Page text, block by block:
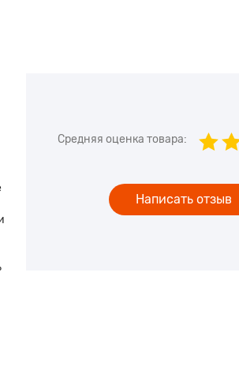
Средняя оценка товара:
Написать отзыв